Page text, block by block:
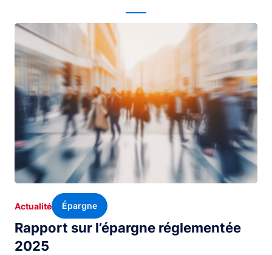
Image
Rapport sur l’épargne réglementée
2025
Actualité Épargne